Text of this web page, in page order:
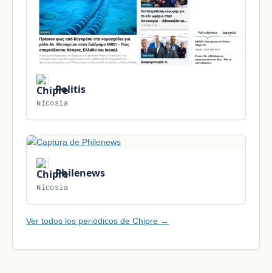
Politis
Nicosia
Philenews
Nicosia
Ver todos los periódicos de Chipre →